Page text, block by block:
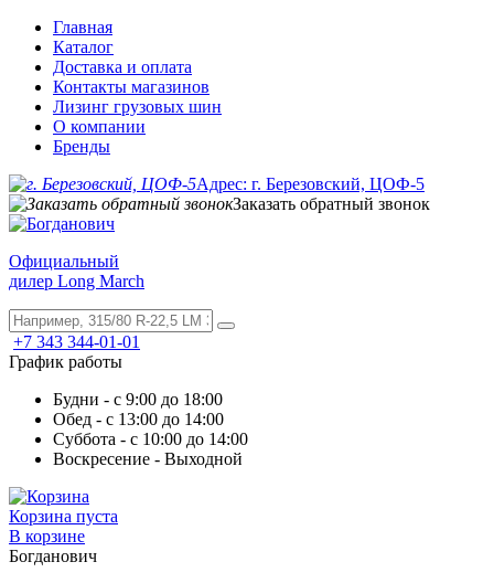
Главная
Каталог
Доставка и оплата
Контакты магазинов
Лизинг грузовых шин
О компании
Бренды
Адрес: г. Березовский, ЦОФ-5
Заказать обратный звонок
Официальный
дилер Long March
+7 343 344-01-01
График работы
Будни - с 9:00 до 18:00
Обед - с 13:00 до 14:00
Суббота - с 10:00 до 14:00
Воскресение - Выходной
Корзина пуста
В корзине
Богданович